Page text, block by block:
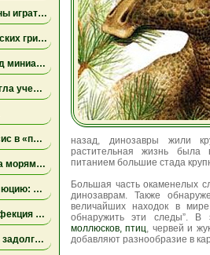
Детеныши клопов вынуждены играть в «рулетку», чтобы вовремя найти бактерий-партнеров для выживания
Активное вещество «магических грибов» сделало рыб менее агрессивными и менее активными
В Перу обнаружен новый вид миниатюрной сумчатой лягушки, вынашивающей потомство на спине
Короткоживущая рыба помогла ученым раскрыть тайны старения иммунитета
Учёные обнаружили синтаксис в «перекличках» диких попугаев
Древняя мегa-акула правила морями Австралии за 15 миллионов лет до мегалодона
Деревни «переписали» эволюцию: апеннинские медведи в Италии стали меньше и спокойнее
Учёные выяснили, что за инфекция уничтожила армию Наполеона в России: это был не тиф
Угроза вымирания началась задолго до человека: исследование объяснило исчезновение редкого шмеля
назад, динозавры жили
растительная жизнь была
питанием большие стада
Большая часть окаменелых
динозаврам. Также
величайших находок в
обнаружить эти следы”.
моллюсков, птиц, червей и
добавляют разнообразие в